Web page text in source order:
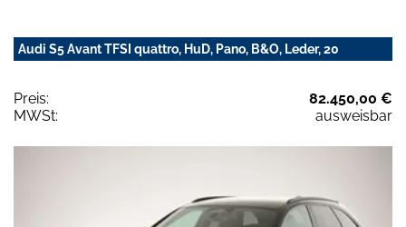
Audi S5 Avant TFSI quattro, HuD, Pano, B&O, Leder, 20
Preis:
82.450,00 €
MWSt:
ausweisbar